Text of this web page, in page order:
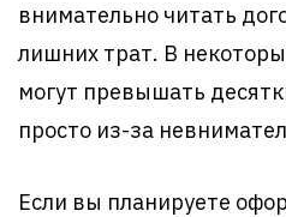
внимательно читать
лишних трат. В
могут превышать
просто из-за
Если вы планируете